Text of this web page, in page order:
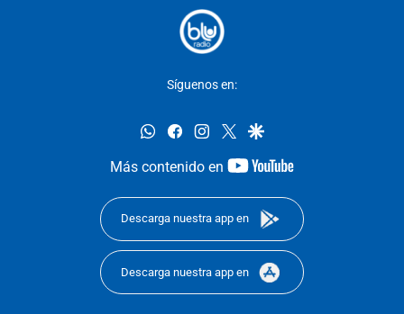
Síguenos en:
whatsappfacebookinstagram
twittergoogle
Más contenido en
youtube-
Descarga nuestra app en
Descarga nuestra app en